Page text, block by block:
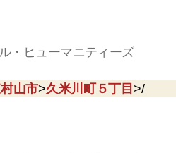
・ヒューマニティーズ
山市>久米川町５丁目 >/